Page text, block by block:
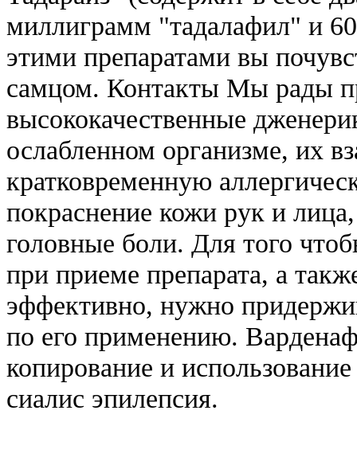
миллиграмм "тадалафил" и
этими препаратами вы
самцом. Контакты Мы рады
высококачественные
ослабленном организме, их
кратковременную
покраснение кожи рук и
головные боли. Для того
при приеме препарата, а
эффективно, нужно
по его применению.
копирование и
сиалис эпилепсия.